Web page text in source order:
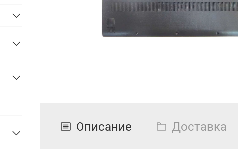
Описание Доставка